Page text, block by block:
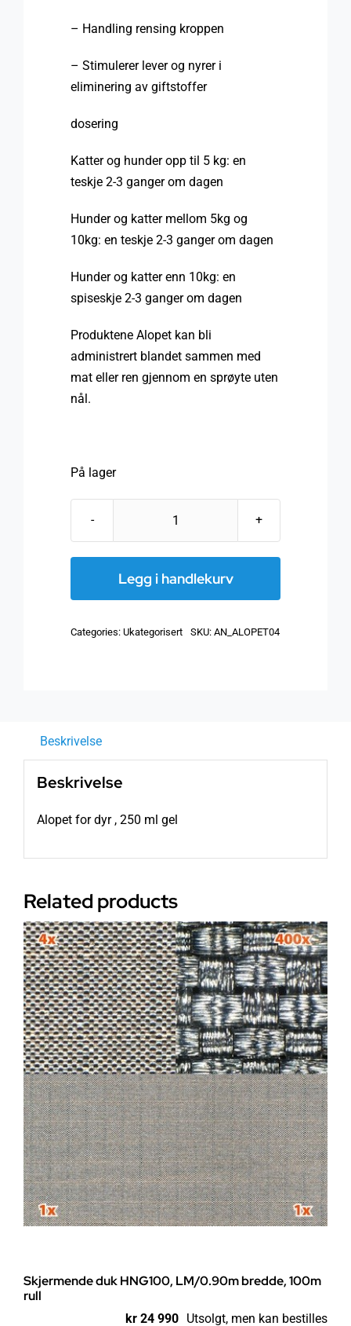
– Handling rensing kroppen
– Stimulerer lever og nyrer i
eliminering av giftstoffer
dosering
Katter og hunder opp til 5 kg: en
teskje 2-3 ganger om dagen
Hunder og katter mellom 5kg og
10kg: en teskje 2-3 ganger om dagen
Hunder og katter enn 10kg: en
spiseskje 2-3 ganger om dagen
Produktene Alopet kan bli
administrert blandet sammen med
mat eller ren gjennom en sprøyte uten
nål.
På lager
Alopet
PETS
ml
Legg i handlekurv
Categories: Ukategorisert SKU: AN_ALOPET04
Beskrivelse
Beskrivelse
Alopet for dyr , 250 ml gel
Related products
Skjermende duk HNG100, LM/0.90m bredde, 100m
rull
kr 24 990 Utsolgt, men kan bestilles